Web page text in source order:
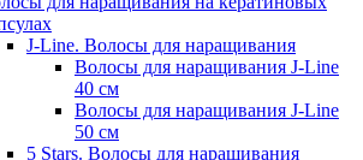
J-Line. Волосы для наращивания
Волосы для наращивания J-Line
40 см
Волосы для наращивания J-Line
50 см
5 Stars. Волосы для наращивания